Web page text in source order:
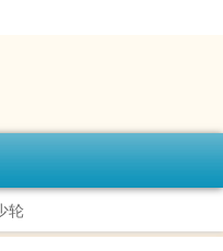
轮